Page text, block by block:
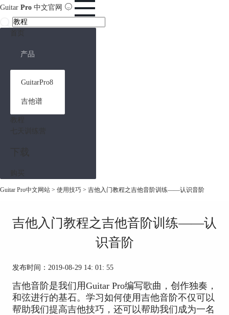
Guitar Pro 中文官网
产品
GuitarPro8
吉他谱
Guitar Pro中文网站 > 使用技巧 > 吉他入门教程之吉他音阶训练——认识音阶
吉他入门教程之吉他音阶训练——认
识音阶
发布时间：2019-08-29 14: 01: 55
吉他音阶是我们用Guitar Pro编写歌曲，创作独奏，
和弦进行的基石。学习如何使用吉他音阶不仅可以
帮助我们提高吉他技巧，还可以帮助我们成为一名